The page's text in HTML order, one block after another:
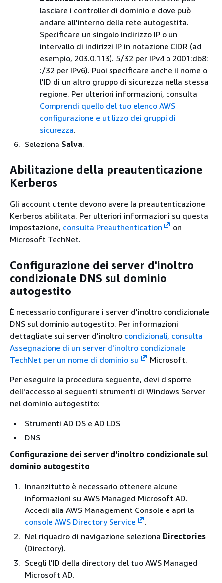
lasciare i controller di dominio e dove può
andare all'interno della rete autogestita.
Specificare un singolo indirizzo IP o un
intervallo di indirizzi IP in notazione CIDR (ad
esempio, 203.0.113). 5/32 per IPv4 o 2001:db8:
:/32 per IPv6). Puoi specificare anche il nome o
l'ID di un altro gruppo di sicurezza nella stessa
regione. Per ulteriori informazioni, consulta
Comprendi quello del tuo elenco AWS
configurazione e utilizzo dei gruppi di
sicurezza.
Seleziona Salva.
Abilitazione della preautenticazione
Kerberos
Gli account utente devono avere la preautenticazione
Kerberos abilitata. Per ulteriori informazioni su questa
impostazione, consulta Preauthentication
on
Microsoft TechNet.
Configurazione dei server d'inoltro
condizionale DNS sul dominio
autogestito
È necessario configurare i server d'inoltro condizionale
DNS sul dominio autogestito. Per informazioni
dettagliate sui server d'inoltro condizionali, consulta
Assegnazione di un server d'inoltro condizionale
TechNet per un nome di dominio su
Microsoft.
Per eseguire la procedura seguente, devi disporre
dell'accesso ai seguenti strumenti di Windows Server
nel dominio autogestito:
Strumenti AD DS e AD LDS
DNS
Configurazione dei server d'inoltro condizionale sul
dominio autogestito
Innanzitutto è necessario ottenere alcune
informazioni su AWS Managed Microsoft AD.
Accedi alla AWS Management Console e apri la
console AWS Directory Service
.
Nel riquadro di navigazione seleziona Directories
(Directory).
Scegli l'ID della directory del tuo AWS Managed
Microsoft AD.